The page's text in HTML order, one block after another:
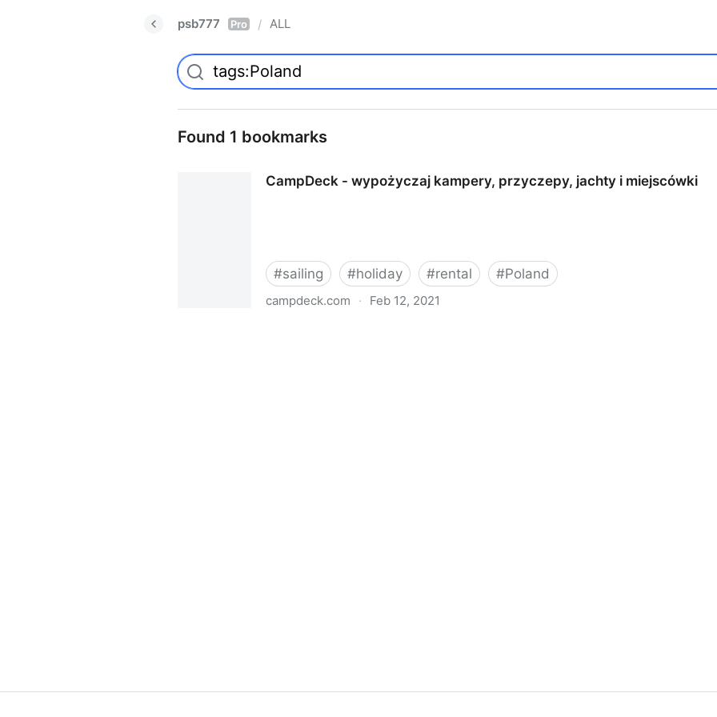
psb777 Pro / ALL
Found 1 bookmarks
CampDeck - wypożyczaj kampery, przyczepy, jachty i miejscówki
#sailing #holiday #rental #Poland
campdeck.com · Feb 12, 2021